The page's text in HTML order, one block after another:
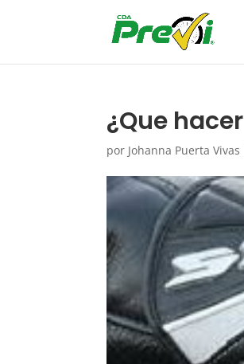
¿Que
por Johanna Puerta Vivas